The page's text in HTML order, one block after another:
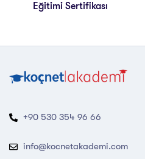
Eğitimi Sertifikası
+90 530 354 96 66
info@kocnetakademi.com